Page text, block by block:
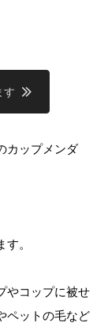
す
カップメンダ
。
やコップに被せ
ペットの毛など